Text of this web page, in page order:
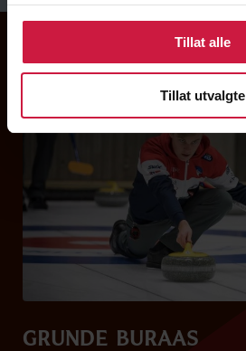
Tillat alle
Tillat utvalgte
WALL OF FAME
Grunde Buraas